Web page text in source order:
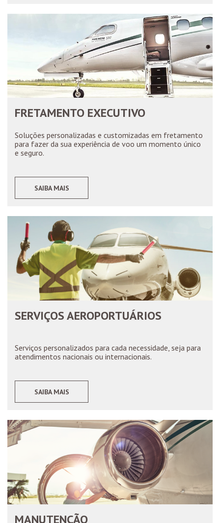
FRETAMENTO EXECUTIVO
Soluções personalizadas e customizadas em fretamento
para fazer da sua experiência de voo um momento único
e seguro.
SAIBA MAIS
SERVIÇOS AEROPORTUÁRIOS
Serviços personalizados para cada necessidade, seja para
atendimentos nacionais ou internacionais.
SAIBA MAIS
MANUTENÇÃO